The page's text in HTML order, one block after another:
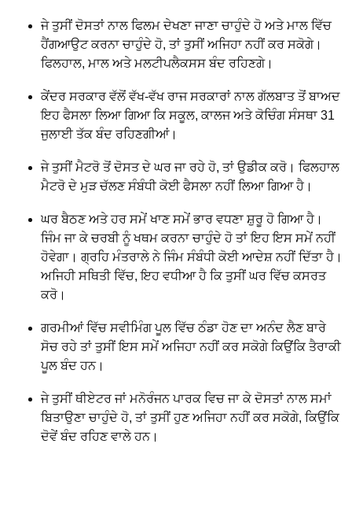
ਜੇ ਤੁਸੀਂ ਦੋਸਤਾਂ ਨਾਲ ਫਿਲਮ ਦੇਖਣਾ ਜਾਣਾ ਚਾਹੁੰਦੇ ਹੋ ਅਤੇ ਮਾਲ ਵਿੱਚ
ਹੈਂਗਆਉਟ ਕਰਨਾ ਚਾਹੁੰਦੇ ਹੋ, ਤਾਂ ਤੁਸੀਂ ਅਜਿਹਾ ਨਹੀਂ ਕਰ ਸਕੋਗੇ।
ਫਿਲਹਾਲ, ਮਾਲ ਅਤੇ ਮਲਟੀਪਲੈਕਸਸ ਬੰਦ ਰਹਿਣਗੇ।
ਕੇਂਦਰ ਸਰਕਾਰ ਵੱਲੋਂ ਵੱਖ-ਵੱਖ ਰਾਜ ਸਰਕਾਰਾਂ ਨਾਲ ਗੱਲਬਾਤ ਤੋਂ ਬਾਅਦ
ਇਹ ਫੈਸਲਾ ਲਿਆ ਗਿਆ ਕਿ ਸਕੂਲ, ਕਾਲਜ ਅਤੇ ਕੋਚਿੰਗ ਸੰਸਥਾ 31
ਜੁਲਾਈ ਤੱਕ ਬੰਦ ਰਹਿਣਗੀਆਂ।
ਜੇ ਤੁਸੀਂ ਮੈਟਰੋ ਤੋਂ ਦੋਸਤ ਦੇ ਘਰ ਜਾ ਰਹੇ ਹੋ, ਤਾਂ ਉਡੀਕ ਕਰੋ। ਫਿਲਹਾਲ
ਮੈਟਰੋ ਦੇ ਮੁੜ ਚੱਲਣ ਸੰਬੰਧੀ ਕੋਈ ਫੈਸਲਾ ਨਹੀਂ ਲਿਆ ਗਿਆ ਹੈ।
ਘਰ ਬੈਠਣ ਅਤੇ ਹਰ ਸਮੇਂ ਖਾਣ ਸਮੇਂ ਭਾਰ ਵਧਣਾ ਸ਼ੁਰੂ ਹੋ ਗਿਆ ਹੈ।
ਜਿੰਮ ਜਾ ਕੇ ਚਰਬੀ ਨੂੰ ਖਥਮ ਕਰਨਾ ਚਾਹੁੰਦੇ ਹੋ ਤਾਂ ਇਹ ਇਸ ਸਮੇਂ ਨਹੀਂ
ਹੋਵੇਗਾ। ਗ੍ਰਹਿ ਮੰਤਰਾਲੇ ਨੇ ਜਿੰਮ ਸੰਬੰਧੀ ਕੋਈ ਆਦੇਸ਼ ਨਹੀਂ ਦਿੱਤਾ ਹੈ।
ਅਜਿਹੀ ਸਥਿਤੀ ਵਿੱਚ, ਇਹ ਵਧੀਆ ਹੈ ਕਿ ਤੁਸੀਂ ਘਰ ਵਿੱਚ ਕਸਰਤ
ਕਰੋ।
ਗਰਮੀਆਂ ਵਿੱਚ ਸਵੀਮਿੰਗ ਪੂਲ ਵਿੱਚ ਠੰਡਾ ਹੋਣ ਦਾ ਅਨੰਦ ਲੈਣ ਬਾਰੇ
ਸੋਚ ਰਹੇ ਤਾਂ ਤੁਸੀਂ ਇਸ ਸਮੇਂ ਅਜਿਹਾ ਨਹੀਂ ਕਰ ਸਕੋਗੇ ਕਿਉਂਕਿ ਤੈਰਾਕੀ
ਪੂਲ ਬੰਦ ਹਨ।
ਜੇ ਤੁਸੀਂ ਥੀਏਟਰ ਜਾਂ ਮਨੋਰੰਜਨ ਪਾਰਕ ਵਿਚ ਜਾ ਕੇ ਦੋਸਤਾਂ ਨਾਲ ਸਮਾਂ
ਬਿਤਾਉਣਾ ਚਾਹੁੰਦੇ ਹੋ, ਤਾਂ ਤੁਸੀਂ ਹੁਣ ਅਜਿਹਾ ਨਹੀਂ ਕਰ ਸਕੋਗੇ, ਕਿਉਂਕਿ
ਦੋਵੇਂ ਬੰਦ ਰਹਿਣ ਵਾਲੇ ਹਨ।